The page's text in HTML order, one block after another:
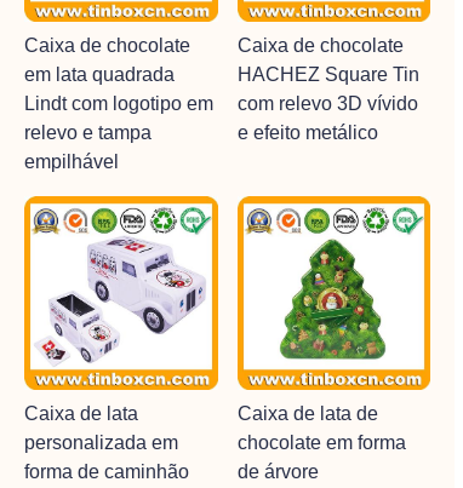
Caixa de chocolate
em lata quadrada
Lindt com logotipo em
relevo e tampa
empilhável
Caixa de chocolate
HACHEZ Square Tin
com relevo 3D vívido
e efeito metálico
Caixa de lata
personalizada em
forma de caminhão
Caixa de lata de
chocolate em forma
de árvore